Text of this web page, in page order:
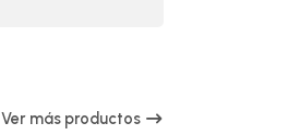
Ver más productos